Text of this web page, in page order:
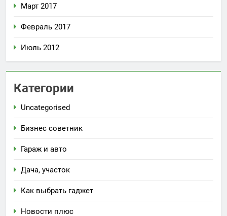
Март 2017
Февраль 2017
Июль 2012
Категории
Uncategorised
Бизнес советник
Гараж и авто
Дача, участок
Как выбрать гаджет
Новости плюс